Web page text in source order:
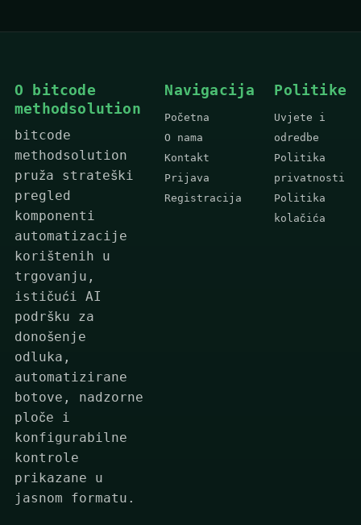
O bitcode
methodsolution
bitcode
methodsolution
pruža strateški
pregled
komponenti
automatizacije
korištenih u
trgovanju,
ističući AI
podršku za
donošenje
odluka,
automatizirane
botove, nadzorne
ploče i
konfigurabilne
kontrole
prikazane u
jasnom formatu.
Navigacija
Početna
O nama
Kontakt
Prijava
Registracija
Politike
Uvjete i
odredbe
Politika
privatnosti
Politika
kolačića